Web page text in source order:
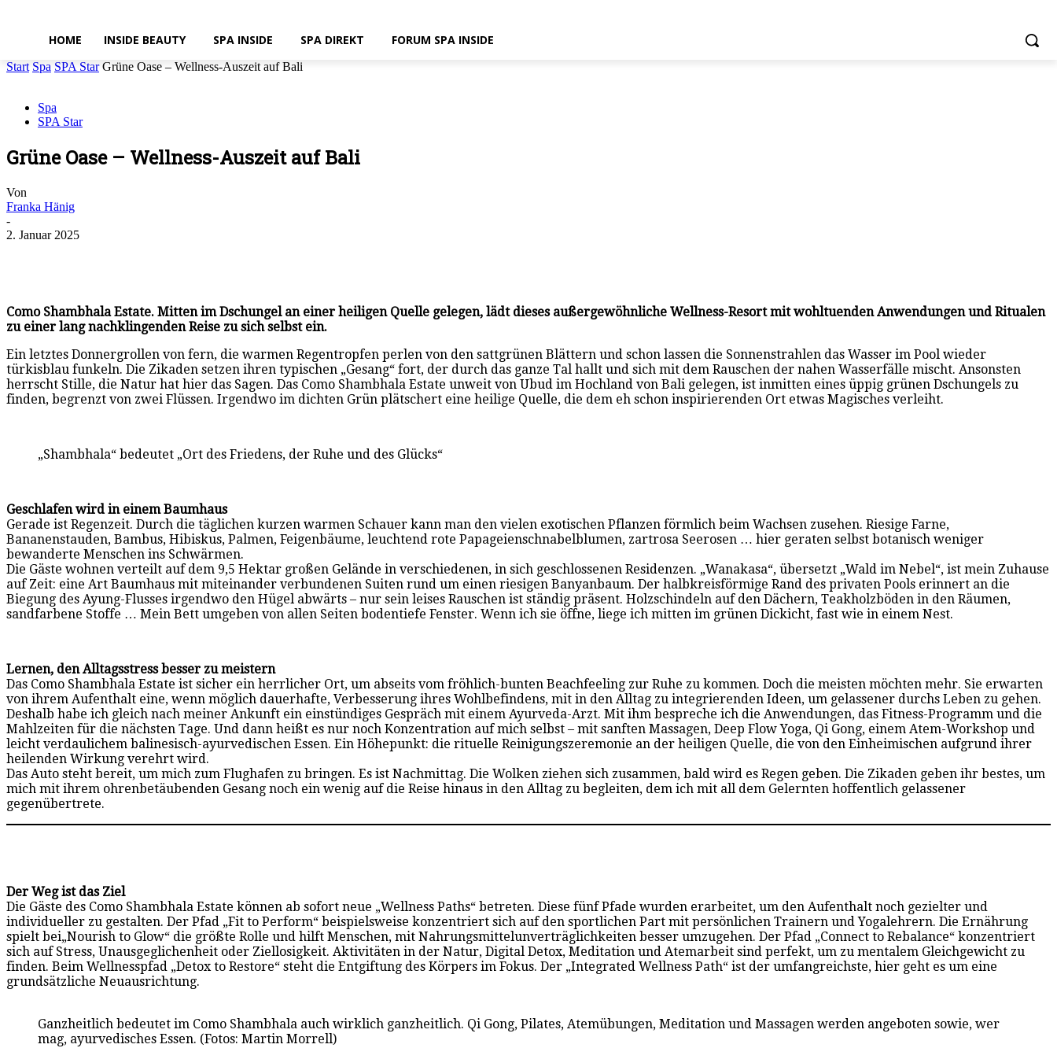
HOME INSIDE BEAUTY SPA INSIDE SPA DIREKT FORUM SPA INSIDE
Start Spa SPA Star Grüne Oase – Wellness-Auszeit auf Bali
Spa
SPA Star
Grüne Oase – Wellness-Auszeit auf Bali
Von
Franka Hänig
-
2. Januar 2025
Como Shambhala Estate. Mitten im Dschungel an einer heiligen Quelle gelegen, lädt dieses außergewöhnliche Wellness-Resort mit wohltuenden Anwendungen und Ritualen
zu einer lang nachklingenden Reise zu sich selbst ein.
Ein letztes Donnergrollen von fern, die warmen Regentropfen perlen von den sattgrünen Blättern und schon lassen die Sonnenstrahlen das Wasser im Pool wieder
türkisblau funkeln. Die Zikaden setzen ihren typischen „Gesang“ fort, der durch das ganze Tal hallt und sich mit dem Rauschen der nahen Wasserfälle mischt. Ansonsten
herrscht Stille, die Natur hat hier das Sagen. Das Como Shambhala Estate unweit von Ubud im Hochland von Bali gelegen, ist inmitten eines üppig grünen Dschungels zu
finden, begrenzt von zwei Flüssen. Irgendwo im dichten Grün plätschert eine heilige Quelle, die dem eh schon inspirierenden Ort etwas Magisches verleiht.
„Shambhala“ bedeutet „Ort des Friedens, der Ruhe und des Glücks“
Geschlafen wird in einem Baumhaus
Gerade ist Regenzeit. Durch die täglichen kurzen warmen Schauer kann man den vielen exotischen Pflanzen förmlich beim Wachsen zusehen. Riesige Farne,
Bananenstauden, Bambus, Hibiskus, Palmen, Feigenbäume, leuchtend rote Papageienschnabelblumen, zartrosa Seerosen … hier geraten selbst botanisch weniger
bewanderte Menschen ins Schwärmen.
Die Gäste wohnen verteilt auf dem 9,5 Hektar großen Gelände in verschiedenen, in sich geschlossenen Residenzen. „Wanakasa“, übersetzt „Wald im Nebel“, ist mein Zuhause
auf Zeit: eine Art Baumhaus mit miteinander verbundenen Suiten rund um einen riesigen Banyanbaum. Der halbkreisförmige Rand des privaten Pools erinnert an die
Biegung des Ayung-Flusses irgendwo den Hügel abwärts – nur sein leises Rauschen ist ständig präsent. Holzschindeln auf den Dächern, Teakholzböden in den Räumen,
sandfarbene Stoffe … Mein Bett umgeben von allen Seiten bodentiefe Fenster. Wenn ich sie öffne, liege ich mitten im grünen Dickicht, fast wie in einem Nest.
Lernen, den Alltagsstress besser zu meistern
Das Como Shambhala Estate ist sicher ein herrlicher Ort, um abseits vom fröhlich-bunten Beachfeeling zur Ruhe zu kommen. Doch die meisten möchten mehr. Sie erwarten
von ihrem Aufenthalt eine, wenn möglich dauerhafte, Verbesserung ihres Wohlbefindens, mit in den Alltag zu integrierenden Ideen, um gelassener durchs Leben zu gehen.
Deshalb habe ich gleich nach meiner Ankunft ein einstündiges Gespräch mit einem Ayurveda-Arzt. Mit ihm bespreche ich die Anwendungen, das Fitness-Programm und die
Mahlzeiten für die nächsten Tage. Und dann heißt es nur noch Konzentration auf mich selbst – mit sanften Massagen, Deep Flow Yoga, Qi Gong, einem Atem-Workshop und
leicht verdaulichem balinesisch-ayurvedischen Essen. Ein Höhepunkt: die rituelle Reinigungszeremonie an der heiligen Quelle, die von den Einheimischen aufgrund ihrer
heilenden Wirkung verehrt wird.
Das Auto steht bereit, um mich zum Flughafen zu bringen. Es ist Nachmittag. Die Wolken ziehen sich zusammen, bald wird es Regen geben. Die Zikaden geben ihr bestes, um
mich mit ihrem ohrenbetäubenden Gesang noch ein wenig auf die Reise hinaus in den Alltag zu begleiten, dem ich mit all dem Gelernten hoffentlich gelassener
gegenübertrete.
Der Weg ist das Ziel
Die Gäste des Como Shambhala Estate können ab sofort neue „Wellness Paths“ betreten. Diese fünf Pfade wurden erarbeitet, um den Aufenthalt noch gezielter und
individueller zu gestalten. Der Pfad „Fit to Perform“ beispielsweise konzentriert sich auf den sportlichen Part mit persönlichen Trainern und Yogalehrern. Die Ernährung
spielt bei„Nourish to Glow“ die größte Rolle und hilft Menschen, mit Nahrungsmittelunverträglichkeiten besser umzugehen. Der Pfad „Connect to Rebalance“ konzentriert
sich auf Stress, Unausgeglichenheit oder Ziellosigkeit. Aktivitäten in der Natur, Digital Detox, Meditation und Atemarbeit sind perfekt, um zu mentalem Gleichgewicht zu
finden. Beim Wellnesspfad „Detox to Restore“ steht die Entgiftung des Körpers im Fokus. Der „Integrated Wellness Path“ ist der umfangreichste, hier geht es um eine
grundsätzliche Neuausrichtung.
Ganzheitlich bedeutet im Como Shambhala auch wirklich ganzheitlich. Qi Gong, Pilates, Atemübungen, Meditation und Massagen werden angeboten sowie, wer
mag, ayurvedisches Essen. (Fotos: Martin Morrell)